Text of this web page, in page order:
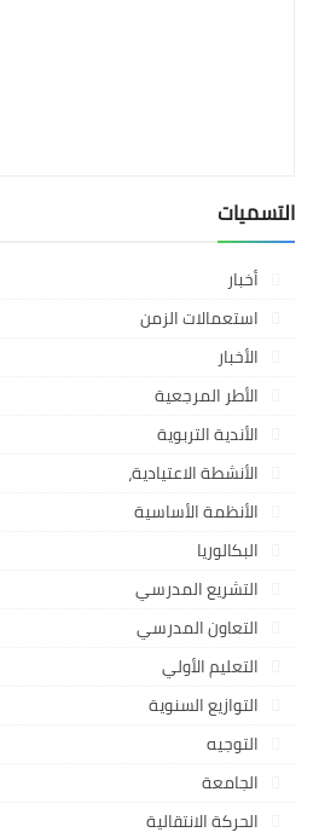
التسميات
أخبار
استعمالات الزمن
الأخبار
الأطر المرجعية
الأندية التربوية
الأنشطة الاعتيادية،
الأنظمة الأساسية
البكالوريا
التشريع المدرسي
التعاون المدرسي
التعليم الأولي
التوازيع السنوية
التوجيه
الجامعة
الحركة الانتقالية